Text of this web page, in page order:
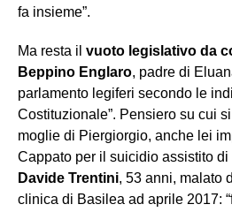
fa insieme”.
Ma resta il vuoto legislativo da
Beppino Englaro, padre di
parlamento legiferi secondo le
Costituzionale”. Pensiero su cui
moglie di Piergiorgio, anche lei
Cappato per il suicidio assistito
Davide Trentini, 53 anni, malato
clinica di Basilea ad aprile 2017: